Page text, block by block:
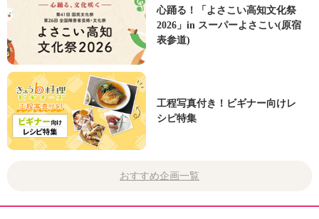
心踊る！「よさこい高知文化祭
2026」in スーパーよさこい(原宿
表参道)
工程写真付き！ビギナー向けレ
シピ特集
おすすめ企画一覧